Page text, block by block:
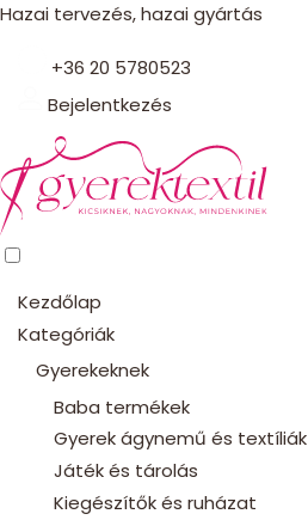
Hazai tervezés, hazai gyártás
+36 20 5780523
Bejelentkezés
Kezdőlap
Kategóriák
Gyerekeknek
Baba termékek
Gyerek ágynemű és textíliák
Játék és tárolás
Kiegészítők és ruházat